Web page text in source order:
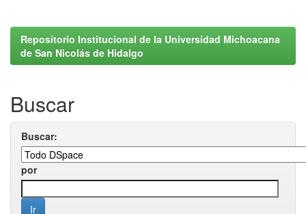
Repositorio Institucional de la Universidad Michoacana
de San Nicolás de Hidalgo
Buscar
Buscar:
por